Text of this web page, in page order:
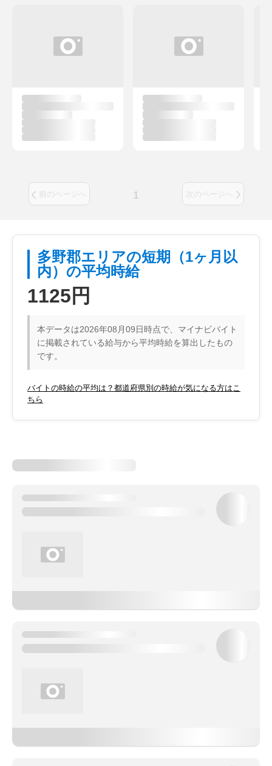
前のページへ 1 次のページへ
多野郡エリアの短期（1ヶ月以
内）の平均時給
1125円
本データは2026年08月09日時点で、マイナビバイト
に掲載されている給与から平均時給を算出したもの
です。
バイトの時給の平均は？都道府県別の時給が気になる方はこ
ちら